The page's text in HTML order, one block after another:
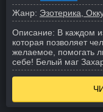
Жанр: Эзотерика,
Описание: В каждом
которая позволяет
желаемое, помогать
себе! Белый маг